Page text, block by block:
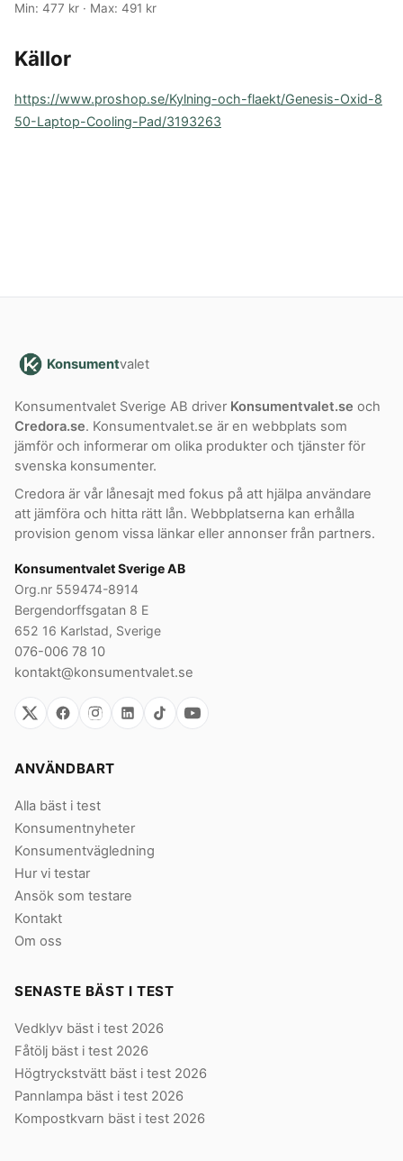
Min: 477 kr · Max: 491 kr
Källor
https://www.proshop.se/Kylning-och-flaekt/Genesis-Oxid-8
50-Laptop-Cooling-Pad/3193263
Konsumentvalet
Konsumentvalet Sverige AB driver Konsumentvalet.se och
Credora.se. Konsumentvalet.se är en webbplats som
jämför och informerar om olika produkter och tjänster för
svenska konsumenter.
Credora är vår lånesajt med fokus på att hjälpa användare
att jämföra och hitta rätt lån. Webbplatserna kan erhålla
provision genom vissa länkar eller annonser från partners.
Konsumentvalet Sverige AB
Org.nr 559474-8914
Bergendorffsgatan 8 E
652 16 Karlstad, Sverige
076-006 78 10
kontakt@konsumentvalet.se
ANVÄNDBART
Alla bäst i test
Konsumentnyheter
Konsumentvägledning
Hur vi testar
Ansök som testare
Kontakt
Om oss
SENASTE BÄST I TEST
Vedklyv bäst i test 2026
Fåtölj bäst i test 2026
Högtryckstvätt bäst i test 2026
Pannlampa bäst i test 2026
Kompostkvarn bäst i test 2026